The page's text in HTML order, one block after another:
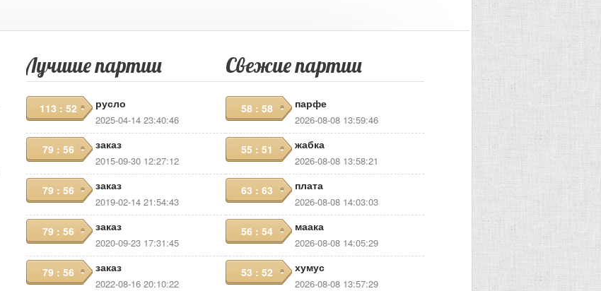
Свежие партии
58 : 58 парфе
2026-08-08 13:59:46
55 : 51 жабка
2026-08-08 13:58:21
63 : 63 плата
2026-08-08 14:03:03
56 : 54 маака
2026-08-08 14:05:29
53 : 52 хумус
2026-08-08 13:57:29
Лучшие партии
113 : 52 русло
2025-04-14 23:40:46
79 : 56 заказ
2015-09-30 12:27:12
79 : 56 заказ
2019-02-14 21:54:43
79 : 56 заказ
2020-09-23 17:31:45
79 : 56 заказ
2022-08-16 20:10:22